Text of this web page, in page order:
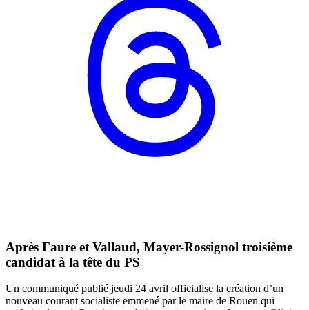
Après Faure et Vallaud, Mayer-Rossignol troisième
candidat à la tête du PS
Un communiqué publié jeudi 24 avril officialise la création d’un
nouveau courant socialiste emmené par le maire de Rouen qui